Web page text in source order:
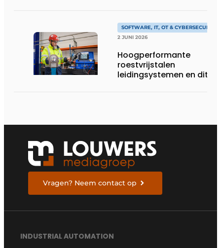
SOFTWARE, IT, OT & CYBERSECURITY
2 JUNI 2026
Hoogperformante
roestvrijstalen
leidingsystemen en dito
Vragen? Neem contact op
INDUSTRIAL AUTOMATION